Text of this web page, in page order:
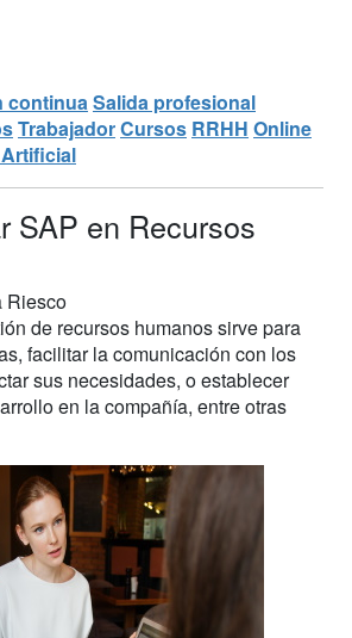
continua Salida profesional
TrabajadorCursos RRHH Online
SAP en Recursos
Riesco
de recursos humanos sirve para
facilitar la comunicación con los
sus necesidades, o establecer
en la compañía, entre otras